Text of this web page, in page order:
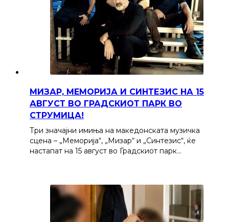
МИЗАР, МЕМОРИЈА И СИНТЕЗИС НА 15
АВГУСТ ВО ГРАДСКИОТ ПАРК ВО
СТРУМИЦА!
Три значајни имиња на македонската музичка
сцена – „Меморија“, „Мизар“ и „Синтезис“, ќе
настапат на 15 август во Градскиот парк…